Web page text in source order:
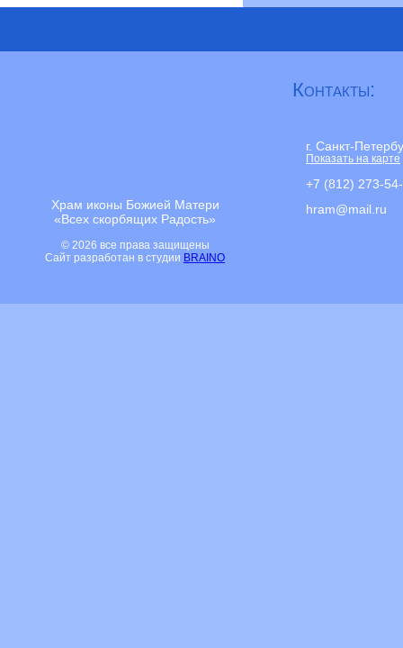
Храм иконы Божией Матери
«Всех скорбящих Радость»
© 2026 все права защищены
Сайт разработан в студии BRAINO
Контакты:
г. Санкт-
Показать на карте
+7 (812) 273-
hram@mail.ru